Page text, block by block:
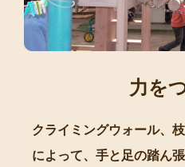
力を
クライミングウォール、
によって、手と足の踏ん